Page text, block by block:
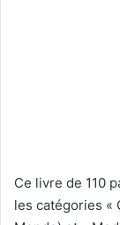
Ce livre de 110
les catégories «